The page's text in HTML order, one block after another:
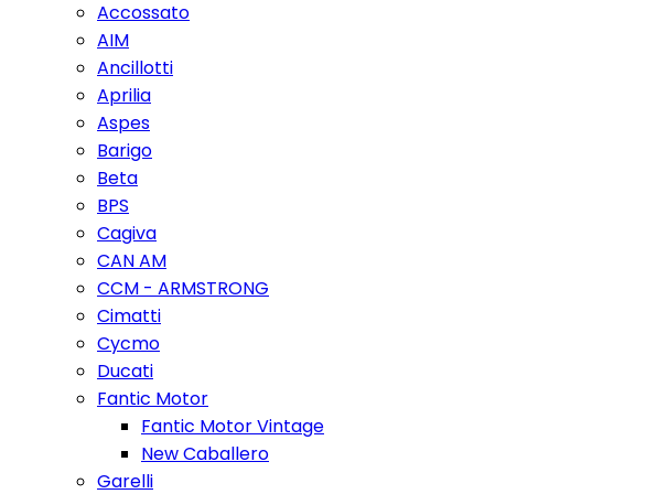
Accossato
AIM
Ancillotti
Aprilia
Aspes
Barigo
Beta
BPS
Cagiva
CAN AM
CCM - ARMSTRONG
Cimatti
Cycmo
Ducati
Fantic Motor
Fantic Motor Vintage
New Caballero
Garelli